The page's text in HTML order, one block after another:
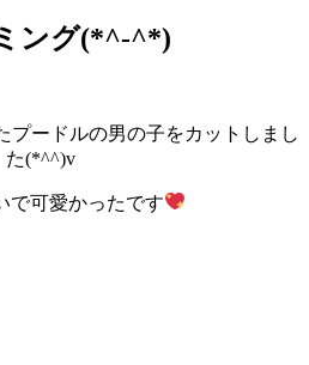
ング(*^-^*)
プードルの男の子をカットしまし
た(*^^)v
で可愛かったです